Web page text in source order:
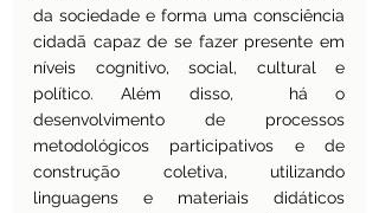
da sociedade e forma uma consciência
cidadã capaz de se fazer presente em
níveis cognitivo, social, cultural e
político. Além disso,  há o
desenvolvimento de processos
metodológicos participativos e de
construção coletiva, utilizando
linguagens e materiais didáticos